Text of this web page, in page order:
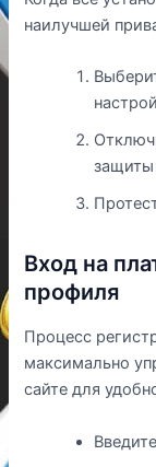
наилучшей
защиты
Вход на
профиля
Процесс
максимально
сайте для